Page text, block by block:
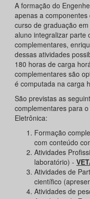
A formação do
apenas a
curso de graduação
aluno integralizar parte
complementares,
dessas atividades
180 horas de carga
complementares são
é computada na carga
São previstas as
complementares para
Eletrônica:
Formação
com conteúdo
Atividades
laboratório) -
Atividades de
científico
Atividades de